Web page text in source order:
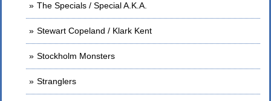
The Specials / Special A.K.A.
Stewart Copeland / Klark Kent
Stockholm Monsters
Stranglers